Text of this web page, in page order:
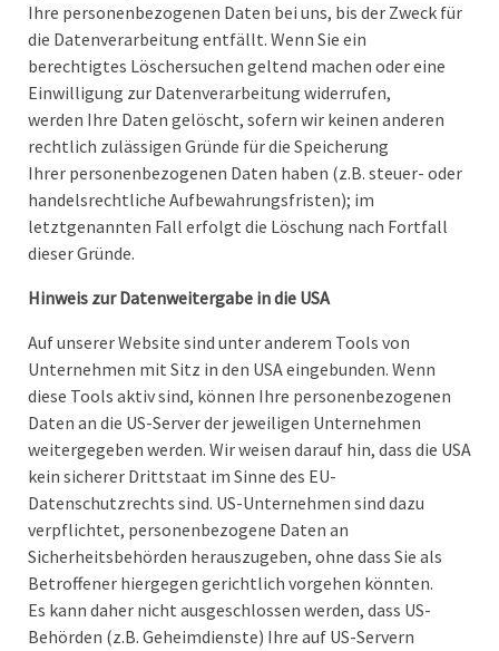
Ihre personenbezogenen Daten bei uns, bis der Zweck für
die Datenverarbeitung entfällt. Wenn Sie ein
berechtigtes Löschersuchen geltend machen oder eine
Einwilligung zur Datenverarbeitung widerrufen,
werden Ihre Daten gelöscht, sofern wir keinen anderen
rechtlich zulässigen Gründe für die Speicherung
Ihrer personenbezogenen Daten haben (z.B. steuer- oder
handelsrechtliche Aufbewahrungsfristen); im
letztgenannten Fall erfolgt die Löschung nach Fortfall
dieser Gründe.
Hinweis zur Datenweitergabe in die USA
Auf unserer Website sind unter anderem Tools von
Unternehmen mit Sitz in den USA eingebunden. Wenn
diese Tools aktiv sind, können Ihre personenbezogenen
Daten an die US-Server der jeweiligen Unternehmen
weitergegeben werden. Wir weisen darauf hin, dass die USA
kein sicherer Drittstaat im Sinne des EU-
Datenschutzrechts sind. US-Unternehmen sind dazu
verpflichtet, personenbezogene Daten an
Sicherheitsbehörden herauszugeben, ohne dass Sie als
Betroffener hiergegen gerichtlich vorgehen könnten.
Es kann daher nicht ausgeschlossen werden, dass US-
Behörden (z.B. Geheimdienste) Ihre auf US-Servern